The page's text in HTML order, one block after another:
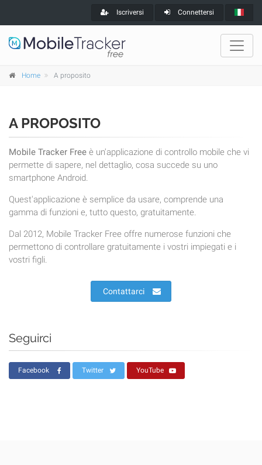
Iscriversi Connettersi
Home A proposito
A PROPOSITO
Mobile Tracker Free è un'applicazione di controllo mobile che vi
permette di sapere, nel dettaglio, cosa succede su uno
smartphone Android.
Quest'applicazione è semplice da usare, comprende una
gamma di funzioni e, tutto questo, gratuitamente.
Dal 2012, Mobile Tracker Free offre numerose funzioni che
permettono di controllare gratuitamente i vostri impiegati e i
vostri figli.
Contattarci
Seguirci
Facebook Twitter YouTube